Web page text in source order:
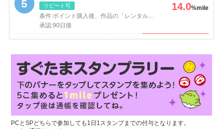
リピート可
条件:ポイント購入後、作品の「レンタル」完了
承認:90日後
14.0%mile
PCとSPどちらで参加しても1日1スタンプまでの付与となります。